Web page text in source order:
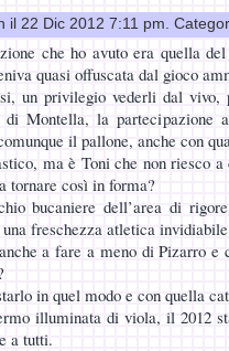
il 22 Dic 2012 7:11 pm.
che ho avuto era quella
quasi offuscata dal gioco
un privilegio vederli dal vivo,
Montella, la partecipazione
il pallone, anche con
ma è Toni che non riesco
tornare così in forma?
bucaniere dell’area di
freschezza atletica
a fare a meno di Pizarro
in quel modo e con quella
illuminata di viola, il 2012
a tutti.